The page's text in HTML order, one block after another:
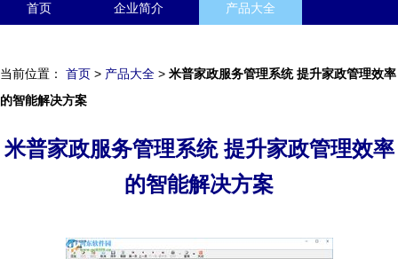
首页 企业简介 产品大全
当前位置： 首页 > 产品大全 > 米普家政服务管理系统 提升家政管理效率
的智能解决方案
米普家政服务管理系统 提升家政管理效率
的智能解决方案